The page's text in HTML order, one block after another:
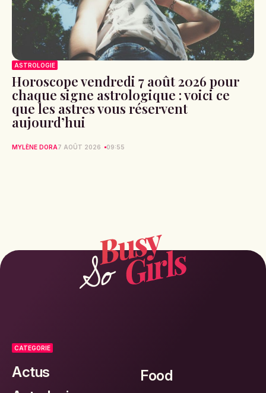
ASTROLOGIE
Horoscope vendredi 7 août 2026 pour
chaque signe astrologique : voici ce
que les astres vous réservent
aujourd’hui
MYLÈNE DORA7 AOÛT 2026 09:55
CATEGORIE
Actus
Food